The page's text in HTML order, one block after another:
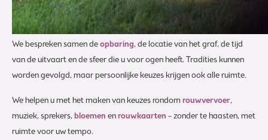
Of u nu kiest voor een intieme begrafenis of een grotere plechtigheid,
wij zorgen dat het afscheid recht doet aan het leven van uw dierbare.
We bespreken samen de opbaring, de locatie van het graf, de tijd
van de uitvaart en de sfeer die u voor ogen heeft. Tradities kunnen
worden gevolgd, maar persoonlijke keuzes krijgen ook alle ruimte.
We helpen u met het maken van keuzes rondom rouwvervoer,
muziek, sprekers, bloemen en rouwkaarten – zonder te haasten, met
ruimte voor uw tempo.